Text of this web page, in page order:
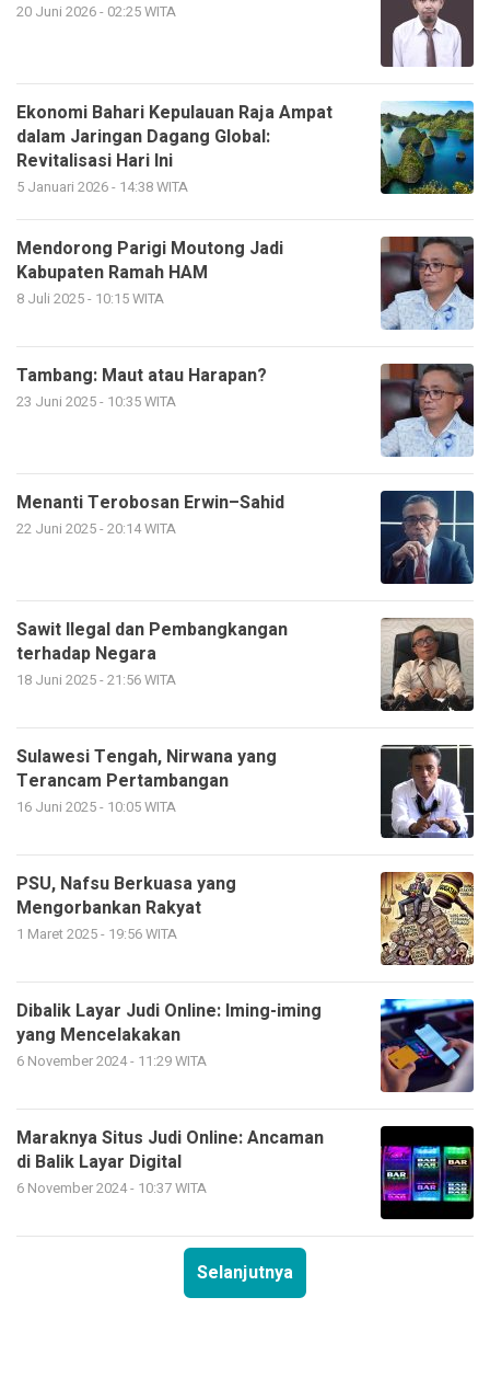
20 Juni 2026 - 02:25 WITA
Ekonomi Bahari Kepulauan Raja Ampat
dalam Jaringan Dagang Global:
Revitalisasi Hari Ini
5 Januari 2026 - 14:38 WITA
Mendorong Parigi Moutong Jadi
Kabupaten Ramah HAM
8 Juli 2025 - 10:15 WITA
Tambang: Maut atau Harapan?
23 Juni 2025 - 10:35 WITA
Menanti Terobosan Erwin–Sahid
22 Juni 2025 - 20:14 WITA
Sawit Ilegal dan Pembangkangan
terhadap Negara
18 Juni 2025 - 21:56 WITA
Sulawesi Tengah, Nirwana yang
Terancam Pertambangan
16 Juni 2025 - 10:05 WITA
PSU, Nafsu Berkuasa yang
Mengorbankan Rakyat
1 Maret 2025 - 19:56 WITA
Dibalik Layar Judi Online: Iming-iming
yang Mencelakakan
6 November 2024 - 11:29 WITA
Maraknya Situs Judi Online: Ancaman
di Balik Layar Digital
6 November 2024 - 10:37 WITA
Selanjutnya